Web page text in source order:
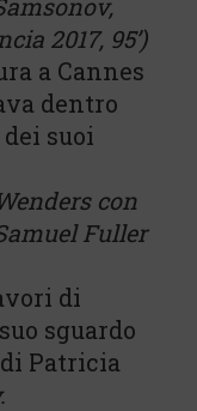
2017, 95’)
a Cannes
dentro
suoi
con
Fuller
di
sguardo
Patricia